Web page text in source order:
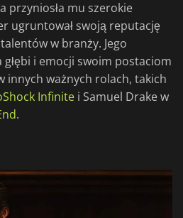
przyniosła mu szerokie
ugruntował swoją reputację
w branży. Jego
i emocji swoim postaciom
innych ważnych rolach, takich
Infinite i Samuel Drake w
.